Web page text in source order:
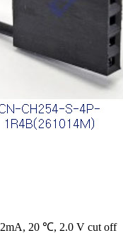
20 ℃, 2.0 V cut off